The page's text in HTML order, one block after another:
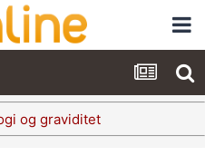
og graviditet